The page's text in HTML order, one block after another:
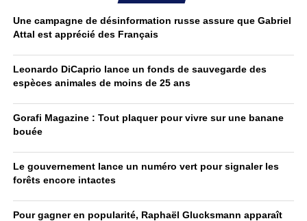
Une campagne de désinformation russe assure que Gabriel
Attal est apprécié des Français
Leonardo DiCaprio lance un fonds de sauvegarde des
espèces animales de moins de 25 ans
Gorafi Magazine : Tout plaquer pour vivre sur une banane
bouée
Le gouvernement lance un numéro vert pour signaler les
forêts encore intactes
Pour gagner en popularité, Raphaël Glucksmann apparaît